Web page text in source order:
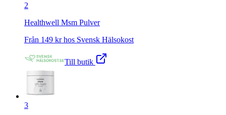
2
Healthwell Msm Pulver
Från 149 kr hos Svensk Hälsokost
Till butik
3